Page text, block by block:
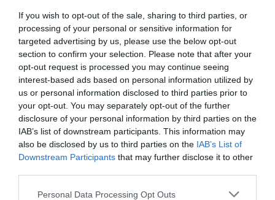
If you wish to opt-out of the sale, sharing to third parties, or
processing of your personal or sensitive information for
targeted advertising by us, please use the below opt-out
section to confirm your selection. Please note that after your
opt-out request is processed you may continue seeing
interest-based ads based on personal information utilized by
us or personal information disclosed to third parties prior to
your opt-out. You may separately opt-out of the further
disclosure of your personal information by third parties on the
IAB’s list of downstream participants. This information may
also be disclosed by us to third parties on the IAB’s List of
Downstream Participants that may further disclose it to other
Personal Data Processing Opt Outs
Этот отель предлагает СПЕЦИАЛЬНЫЕ ТАРИФЫ InItalia Club!
Castello Conti Filo Resort
12.05 kmот центра
Великолепно 10/10
ТАРИФЫ
Masseria Baroni Nuovi
8.72 km
Великолепно 9.6 /10